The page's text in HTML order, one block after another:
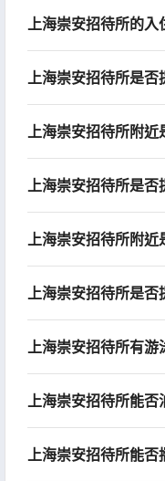
上海崇安招待所的入
上海崇安招待所是否
上海崇安招待所附近
上海崇安招待所是否
上海崇安招待所附近
上海崇安招待所是否
上海崇安招待所有游
上海崇安招待所能否
上海崇安招待所能否